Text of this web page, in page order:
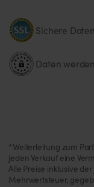
Sichere
Daten
*Weiterleitung zum
jeden Verkauf eine
Alle Preise inklusive
Mehrwertsteuer,